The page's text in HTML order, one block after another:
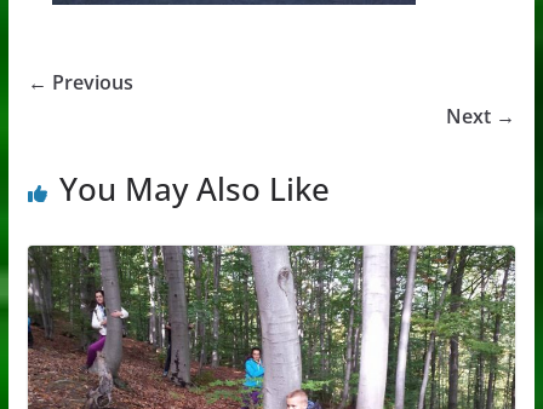
← Previous
Next →
You May Also Like